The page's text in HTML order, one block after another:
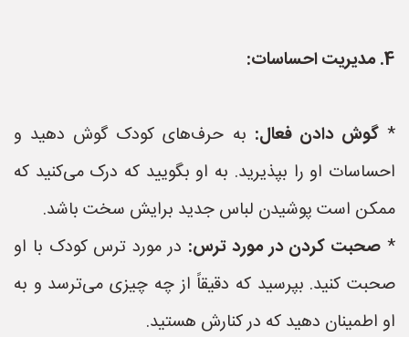
4. مدیریت احساسات:
*گوش دادن فعال: به حرف‌های کودک گوش دهید و
احساسات او را بپذیرید. به او بگویید که درک می‌کنید که
ممکن است پوشیدن لباس جدید برایش سخت باشد.
* صحبت کردن در مورد ترس: در مورد ترس کودک با او
صحبت کنید. بپرسید که دقیقاً از چه چیزی می‌ترسد و به
او اطمینان دهید که در کنارش هستید.